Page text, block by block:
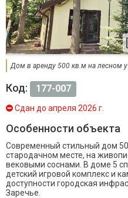
Дом в аренду 500 кв.м на лесном
Код: 177-007
Сдан до апреля 2026 г.
Особенности объекта
Современный стильный дом
стародачном месте, на
вековыми соснами. В доме 5
детский игровой комплекс и
доступности городская
Заречье.